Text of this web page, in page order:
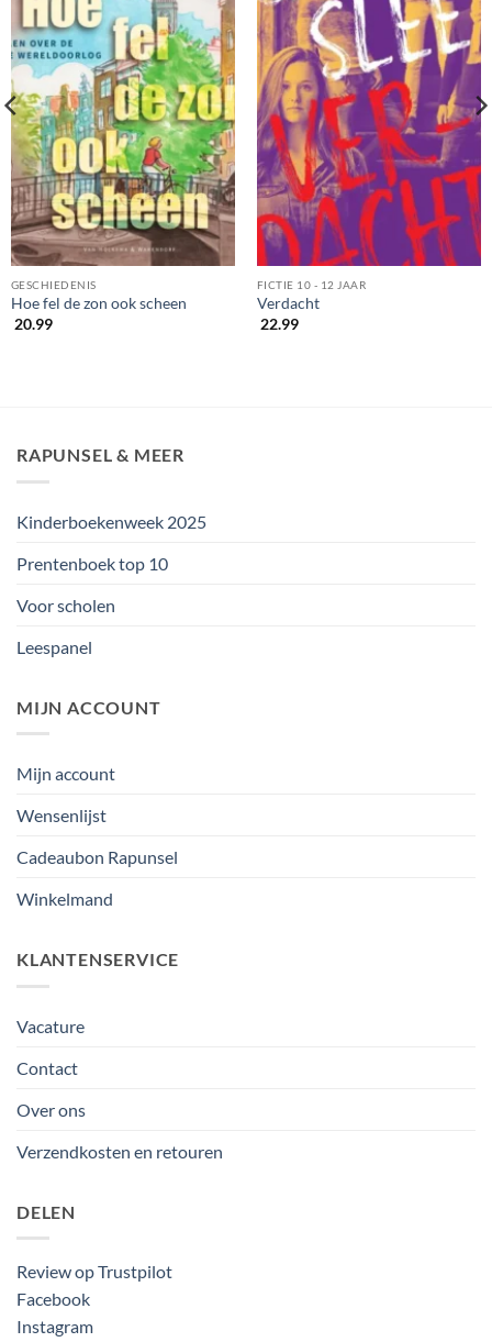
GESCHIEDENIS
Hoe fel de zon ook scheen
20.99
FICTIE 10 - 12 JAAR
Verdacht
22.99
RAPUNSEL & MEER
Kinderboekenweek 2025
Prentenboek top 10
Voor scholen
Leespanel
MIJN ACCOUNT
Mijn account
Wensenlijst
Cadeaubon Rapunsel
Winkelmand
KLANTENSERVICE
Vacature
Contact
Over ons
Verzendkosten en retouren
DELEN
Review op Trustpilot
Facebook
Instagram